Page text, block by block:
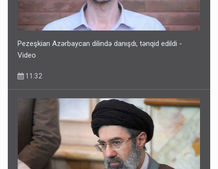
Pezeşkian Azərbaycan dilində danışdı, tənqid edildi -
Video
11:32